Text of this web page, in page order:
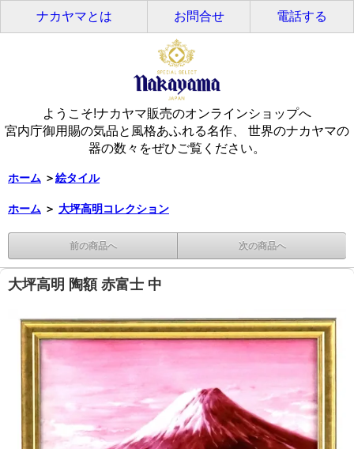
ナカヤマとは お問合せ 電話する
ようこそ!ナカヤマ販売のオンラインショップへ
宮内庁御用賜の気品と風格あふれる名作、 世界のナカヤマの
器の数々をぜひご覧ください。
ホーム ＞絵タイル
ホーム ＞ 大坪高明コレクション
前の商品へ 次の商品へ
大坪高明 陶額 赤富士 中